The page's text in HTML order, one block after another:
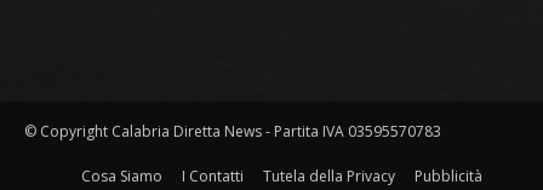
© Copyright Calabria Diretta News - Partita IVA 03595570783
Cosa Siamo I Contatti Tutela della Privacy Pubblicità